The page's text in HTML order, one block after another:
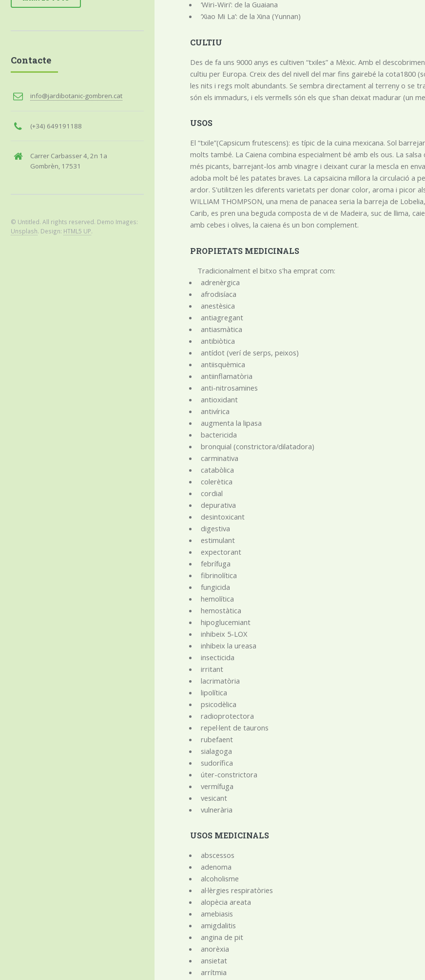
‘Wiri-Wiri’: de la Guaiana
‘Xiao Mi La’: de la Xina (Yunnan)
CULTIU
Des de fa uns 9000 anys es cultiven “txiles” a Mèxic. Amb el
cultiu per Europa. Creix des del nivell del mar fins gairebé la cota1800
les nits i regs molt abundants. Se sembra directament al terreny o se
són els immadurs, i els vermells són els que s’han deixat madurar (un
USOS
El “txile”(Capsicum frutescens): es típic de la cuina mexicana. Sol
molts també. La Caiena combina especialment bé amb els ous. La
més picants, barrejant-los amb vinagre i deixant curar la mescla en
adoba molt bé les patates braves. La capsaïcina millora la circulació a
ardor. S'utilitzen les diferents varietats per donar color, aroma i picor
WILLIAM THOMPSON, una mena de panacea seria la barreja de
Carib, es pren una beguda composta de vi de Madeira, suc de llima,
amb cebes i olives, la caiena és un bon complement.
PROPIETATS MEDICINALS
Tradicionalment el bitxo s'ha emprat com:
adrenèrgica
afrodisíaca
anestèsica
antiagregant
antiasmàtica
antibiòtica
antídot (verí de serps, peixos)
antiisquèmica
antiinflamatòria
anti-nitrosamines
antioxidant
antivírica
augmenta la lipasa
bactericida
bronquial (constrictora/dilatadora)
carminativa
catabòlica
colerètica
cordial
depurativa
desintoxicant
digestiva
estimulant
expectorant
febrífuga
fibrinolítica
fungicida
hemolítica
hemostàtica
hipoglucemiant
inhibeix 5-LOX
inhibeix la ureasa
insecticida
irritant
lacrimatòria
lipolítica
psicodèlica
radioprotectora
repel·lent de taurons
rubefaent
sialagoga
sudorífica
úter-constrictora
vermífuga
vesicant
vulnerària
USOS MEDICINALS
abscessos
adenoma
alcoholisme
al·lèrgies respiratòries
alopècia areata
amebiasis
amigdalitis
angina de pit
anorèxia
ansietat
arrítmia
Contacte
info@jardibotanic-gombren.cat
(+34) 649191188
Carrer Carbasser 4, 2n 1a
Gombrèn, 17531
© Untitled. All rights reserved. Demo Images:
Unsplash. Design: HTML5 UP.